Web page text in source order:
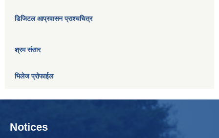
डिजिटल आप्रवासन प्राश्चचित्र
श्रम संसार
भिलेज प्रोफाईल
Notices